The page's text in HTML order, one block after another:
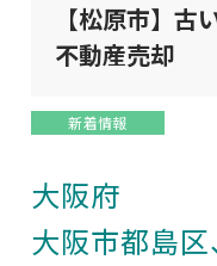
【松原市】古
不動産売却
新着情報
大阪府
大阪市都島